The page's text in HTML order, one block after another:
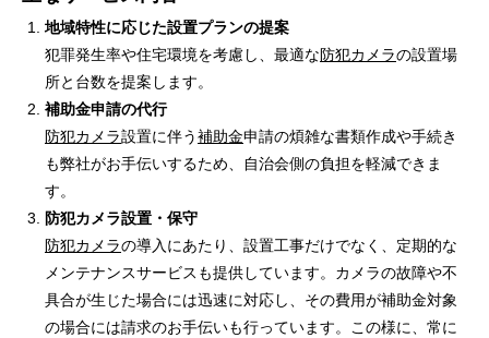
地域特性に応じた設置プランの提案
犯罪発生率や住宅環境を考慮し、最適な防犯カメラの設置場
所と台数を提案します。
補助金申請の代行
防犯カメラ設置に伴う補助金申請の煩雑な書類作成や手続き
も弊社がお手伝いするため、自治会側の負担を軽減できま
す。
防犯カメラ設置・保守
防犯カメラの導入にあたり、設置工事だけでなく、定期的な
メンテナンスサービスも提供しています。カメラの故障や不
具合が生じた場合には迅速に対応し、その費用が補助金対象
の場合には請求のお手伝いも行っています。この様に、常に